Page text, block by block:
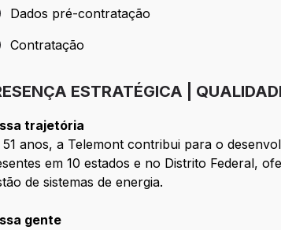
6: Dados pré-contratação
Dados pré-contratação
7: Contratação
Contratação
ESTRATÉGICA |
trajetória
51 anos, a Telemont contribui para o
em 10 estados e no Distrito Federal,
de sistemas de energia.
gente